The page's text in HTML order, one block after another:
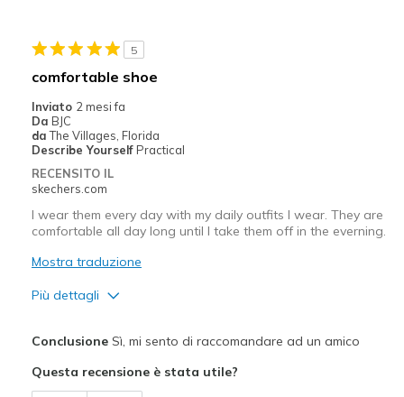
Sizing
View On Shoes
Shoes are for Wearing
5
comfortable shoe
Inviato 2 mesi fa
Da BJC
da The Villages, Florida
Describe Yourself Practical
RECENSITO IL
skechers.com
I wear them every day with my daily outfits I wear. They are
comfortable all day long until I take them off in the everning.
Mostra traduzione
Più dettagli
Breathe Well
ConclusioneSì, mi sento di raccomandare ad un amico
Questa recensione è stata utile?